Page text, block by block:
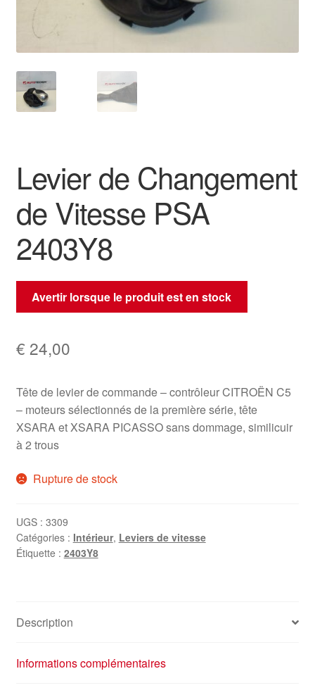
Plainte
Politique de confidentialité
Procédure de Réclamation
Levier de Changement
de Vitesse PSA
2403Y8
Avertir lorsque le produit est en stock
€ 24,00
Tête de levier de commande – contrôleur CITROËN C5
– moteurs sélectionnés de la première série, tête
XSARA et XSARA PICASSO sans dommage, similicuir
à 2 trous
Rupture de stock
UGS : 3309
Catégories : Intérieur, Leviers de vitesse
Étiquette : 2403Y8
Description
Informations complémentaires